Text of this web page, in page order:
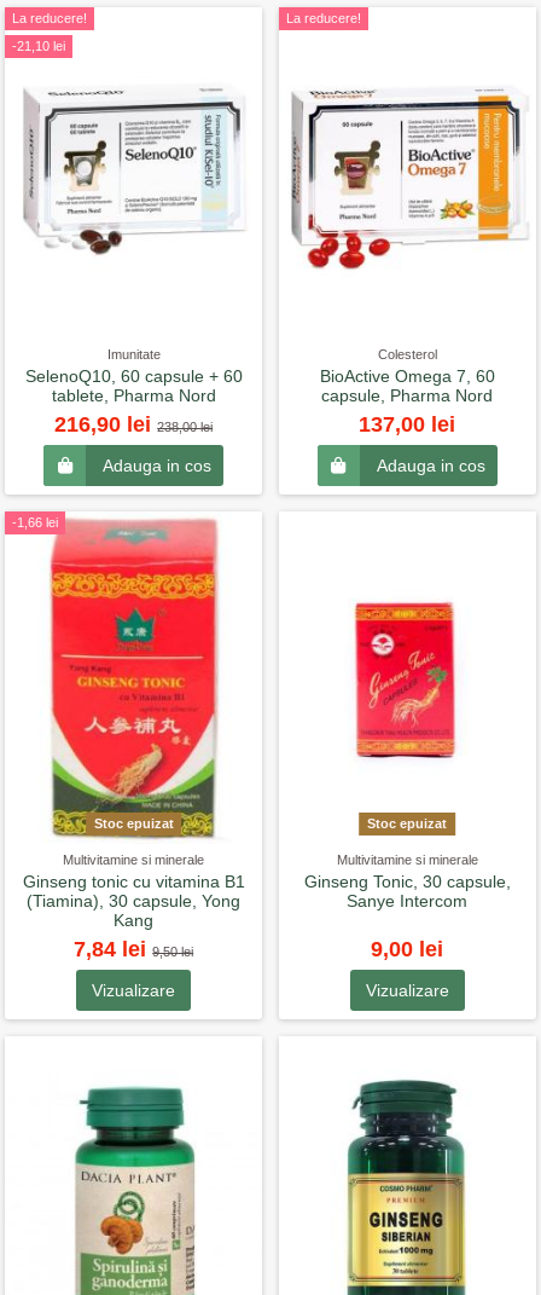
La reducere!
-21,10 lei
Imunitate
SelenoQ10, 60 capsule + 60
tablete, Pharma Nord
216,90 lei238,00 lei
Adauga in cos
La reducere!
Colesterol
BioActive Omega 7, 60
capsule, Pharma Nord
137,00 lei
Adauga in cos
-1,66 lei
Stoc epuizat
Multivitamine si minerale
Ginseng tonic cu vitamina B1
(Tiamina), 30 capsule, Yong
Kang
7,84 lei9,50 lei
Vizualizare
Stoc epuizat
Multivitamine si minerale
Ginseng Tonic, 30 capsule,
Sanye Intercom
9,00 lei
Vizualizare